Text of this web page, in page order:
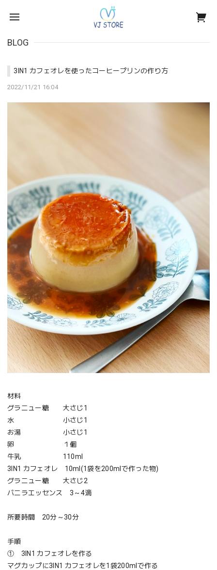
BLOG
3IN1 カフェオレを使ったコーヒープリンの作り方
2022/11/21 16:04
材料
グラニュー糖 大さじ1
水 小さじ1
お湯 小さじ1
卵 １個
牛乳 110ml
3IN1 カフェオレ 10ml(1袋を200mlで作った物)
グラニュー糖 大さじ2
バニラエッセンス 3～4滴
所要時間 20分～30分
手順
① 3IN1 カフェオレを作る
マグカップに3IN1 カフェオレを1袋200mlで作る